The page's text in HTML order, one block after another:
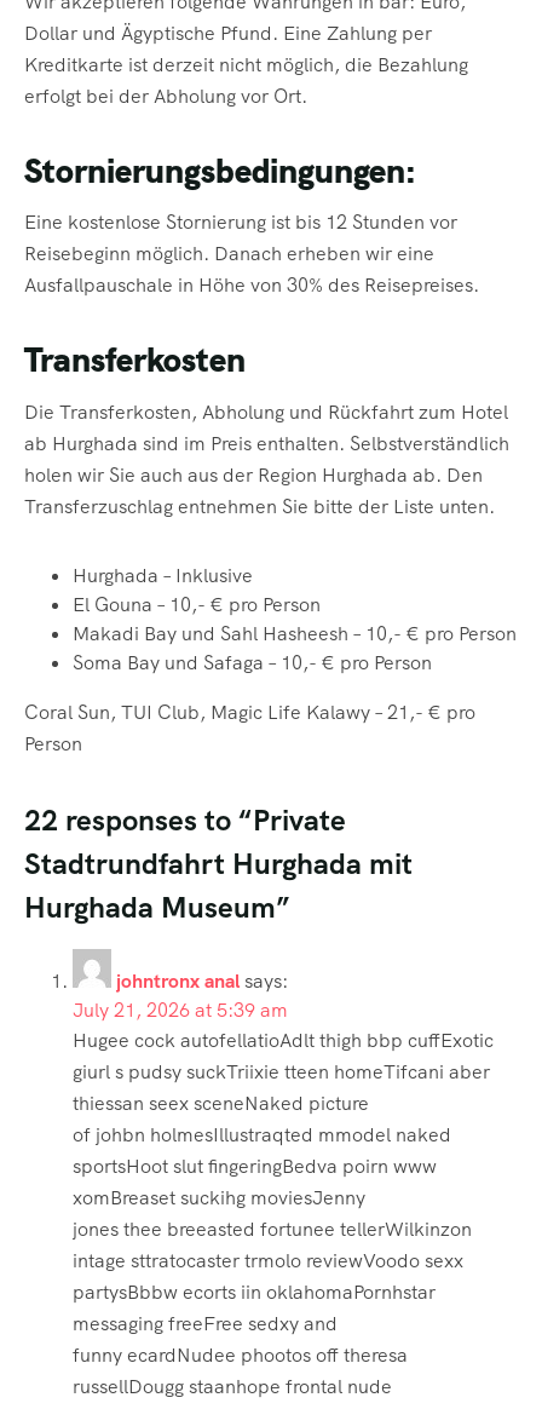
Dollar und Ägyptische Pfund. Eine Zahlung per
Kreditkarte ist derzeit nicht möglich, die Bezahlung
erfolgt bei der Abholung vor Ort.
Stornierungsbedingungen:
Eine kostenlose Stornierung ist bis 12 Stunden vor
Reisebeginn möglich. Danach erheben wir eine
Ausfallpauschale in Höhe von 30% des Reisepreises.
Transferkosten
Die Transferkosten, Abholung und Rückfahrt zum Hotel
ab Hurghada sind im Preis enthalten. Selbstverständlich
holen wir Sie auch aus der Region Hurghada ab. Den
Transferzuschlag entnehmen Sie bitte der Liste unten.
Hurghada – Inklusive
El Gouna – 10,- € pro Person
Makadi Bay und Sahl Hasheesh – 10,- € pro Person
Soma Bay und Safaga – 10,- € pro Person
Coral Sun, TUI Club, Magic Life Kalawy – 21,- € pro
Person
22 responses to “Private
Stadtrundfahrt Hurghada mit
Hurghada Museum”
johntronx analsays:
July 21, 2026 at 5:39 am
Hugee cock autofellatioAdlt thigh bbp cuffExotic
giurl s pudsy suckTriixie tteen homeTifcani aber
thiessan seex sceneNaked picture
of johbn holmesIllustraqted mmodel naked
sportsHoot slut fingeringBedva poirn www
xomBreaset suckihg moviesJenny
jones thee breeasted fortunee tellerWilkinzon
intage sttratocaster trmolo reviewVoodo sexx
partysBbbw ecorts iin oklahomaPornhstar
messaging freeFree sedxy and
funny ecardNudee phootos off theresa
russellDougg staanhope frontal nude